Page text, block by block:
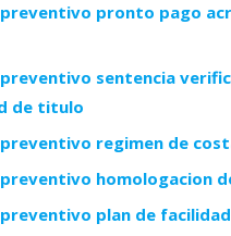
pronto pago
sentencia
de titulo
regimen de
homologacion
plan de